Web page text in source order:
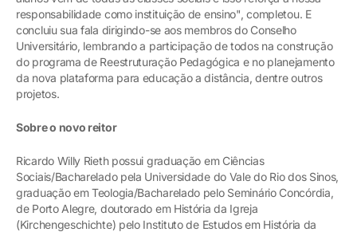
responsabilidade como instituição de ensino", completou. E
concluiu sua fala dirigindo-se aos membros do Conselho
Universitário, lembrando a participação de todos na construção
do programa de Reestruturação Pedagógica e no planejamento
da nova plataforma para educação a distância, dentre outros
projetos.
Sobre o novo reitor
Ricardo Willy Rieth possui graduação em Ciências
Sociais/Bacharelado pela Universidade do Vale do Rio dos Sinos,
graduação em Teologia/Bacharelado pelo Seminário Concórdia,
de Porto Alegre, doutorado em História da Igreja
(Kirchengeschichte) pelo Instituto de Estudos em História da